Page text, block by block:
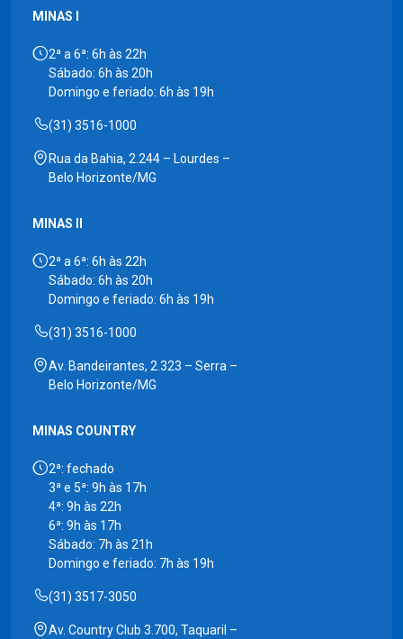
MINAS I
2ª a 6ª: 6h às 22h
Sábado: 6h às 20h
Domingo e feriado: 6h às 19h
(31) 3516-1000
Rua da Bahia, 2.244 – Lourdes –
Belo Horizonte/MG
MINAS II
2ª a 6ª: 6h às 22h
Sábado: 6h às 20h
Domingo e feriado: 6h às 19h
(31) 3516-1000
Av. Bandeirantes, 2.323 – Serra –
Belo Horizonte/MG
MINAS COUNTRY
2ª: fechado
3ª e 5ª: 9h às 17h
4ª: 9h às 22h
6ª: 9h às 17h
Sábado: 7h às 21h
Domingo e feriado: 7h às 19h
(31) 3517-3050
Av. Country Club 3.700, Taquaril –